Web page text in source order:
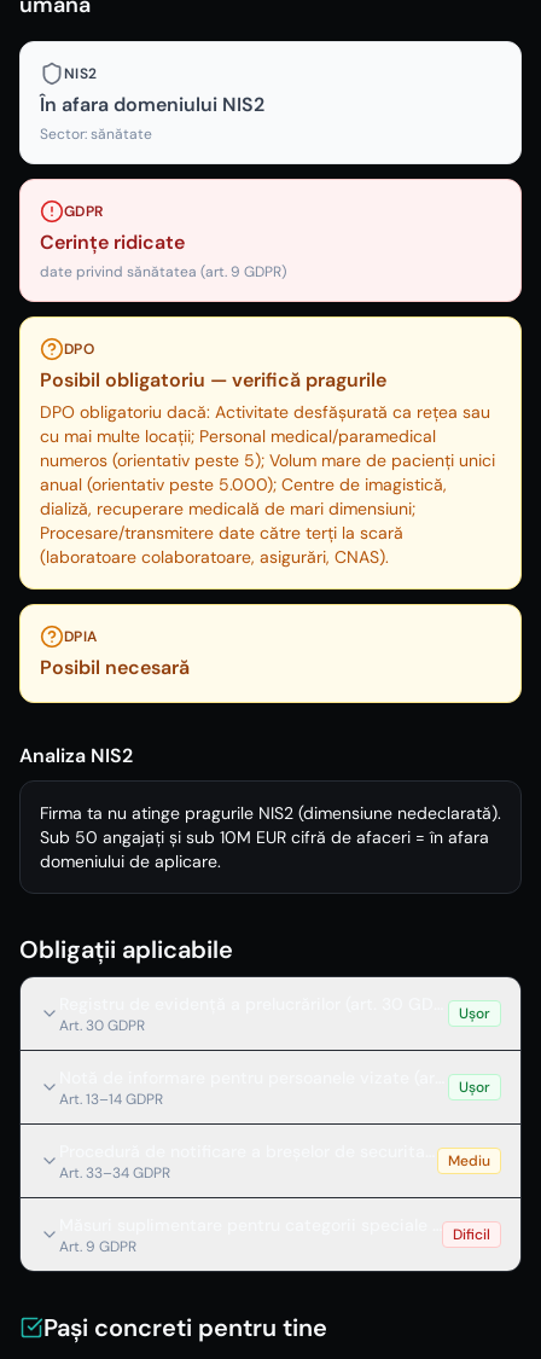
NIS2
În afara domeniului NIS2
Sector:sănătate
GDPR
Cerințe ridicate
date privind sănătatea (art. 9 GDPR)
DPO
Posibil obligatoriu — verifică pragurile
DPO obligatoriu dacă: Activitate desfășurată ca rețea sau
cu mai multe locații; Personal medical/paramedical
numeros (orientativ peste 5); Volum mare de pacienți unici
anual (orientativ peste 5.000); Centre de imagistică,
dializă, recuperare medicală de mari dimensiuni;
Procesare/transmitere date către terți la scară
(laboratoare colaboratoare, asigurări, CNAS).
DPIA
Posibil necesară
Analiza NIS2
Firma ta nu atinge pragurile NIS2 (dimensiune nedeclarată).
Sub 50 angajați și sub 10M EUR cifră de afaceri = în afara
domeniului de aplicare.
Obligații aplicabile
Registru de evidență a prelucrărilor (art. 30 GDPR)
Art. 30 GDPR
Ușor
Notă de informare pentru persoanele vizate (art. 13 GDPR)
Art. 13–14 GDPR
Ușor
Procedură de notificare a breșelor de securitate (art. 33
Art. 33–34 GDPR
Mediu
Măsuri suplimentare pentru categorii speciale de date (art.
Art. 9 GDPR
Dificil
Pași concreti pentru tine